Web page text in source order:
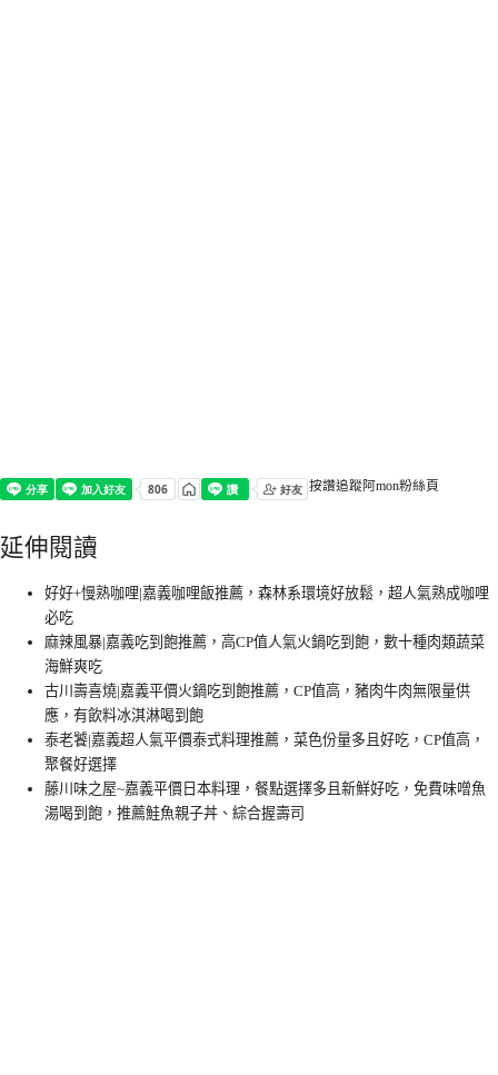
按讚追蹤阿mon粉絲頁
延伸閱讀
好好+慢熟咖哩|嘉義咖哩飯推薦，森林系環境好放鬆，超人氣熟成咖哩
必吃
麻辣風暴|嘉義吃到飽推薦，高CP值人氣火鍋吃到飽，數十種肉類蔬菜
海鮮爽吃
古川壽喜燒|嘉義平價火鍋吃到飽推薦，CP值高，豬肉牛肉無限量供
應，有飲料冰淇淋喝到飽
泰老饕|嘉義超人氣平價泰式料理推薦，菜色份量多且好吃，CP值高，
聚餐好選擇
藤川味之屋~嘉義平價日本料理，餐點選擇多且新鮮好吃，免費味噌魚
湯喝到飽，推薦鮭魚親子丼、綜合握壽司